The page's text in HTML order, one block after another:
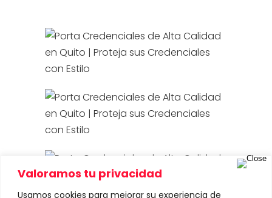
Valoramos tu privacidad
Usamos cookies para mejorar su experiencia de